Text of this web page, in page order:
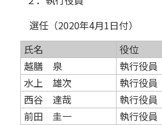
選任（2020年4月1日付）
氏名
役位
越膳 泉
執行役
水上 雄次
執行役員
西谷 達哉
執行役員
前田 圭一
執行役員